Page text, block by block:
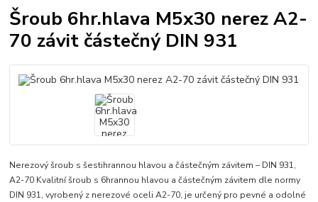
Šroub 6hr.hlava M5x30 nerez A2-
70 závit částečný DIN 931
Nerezový šroub s šestihrannou hlavou a částečným závitem – DIN 931,
A2-70 Kvalitní šroub s 6hrannou hlavou a částečným závitem dle normy
DIN 931, vyrobený z nerezové oceli A2-70, je určený pro pevné a odolné